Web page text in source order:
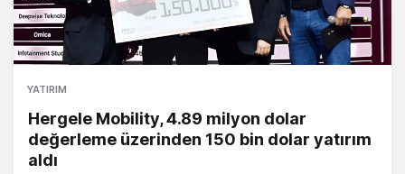
YATIRIM
Hergele Mobility, 4.89 milyon dolar
değerleme üzerinden 150 bin dolar yatırım
aldı